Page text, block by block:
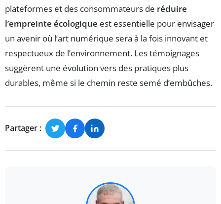
plateformes et des consommateurs de réduire
l’empreinte écologique est essentielle pour envisager
un avenir où l’art numérique sera à la fois innovant et
respectueux de l’environnement. Les témoignages
suggèrent une évolution vers des pratiques plus
durables, même si le chemin reste semé d’embûches.
Partager :